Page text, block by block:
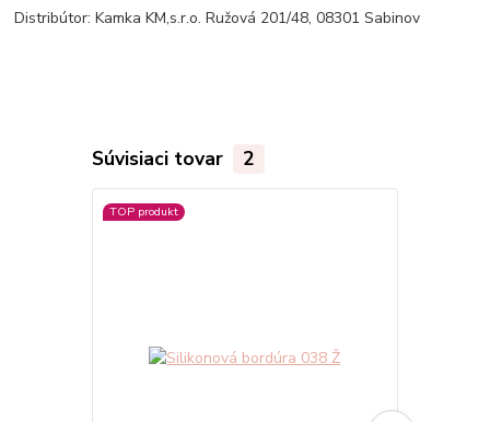
Distribútor: Kamka KM,s.r.o. Ružová 201/48, 08301 Sabinov
Súvisiaci tovar 2
TOP produkt